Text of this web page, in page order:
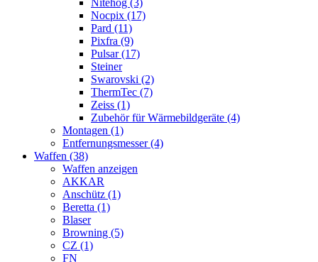
Nitehog (3)
Nocpix (17)
Pard (11)
Pixfra (9)
Pulsar (17)
Steiner
Swarovski (2)
ThermTec (7)
Zeiss (1)
Zubehör für Wärmebildgeräte (4)
Montagen (1)
Entfernungsmesser (4)
Waffen (38)
Waffen anzeigen
AKKAR
Anschütz (1)
Beretta (1)
Blaser
Browning (5)
CZ (1)
FN